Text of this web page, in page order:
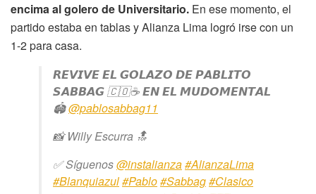
encima al golero de Universitario. En ese momento, el
partido estaba en tablas y Alianza Lima logró irse con un
1-2 para casa.
𝙍𝙀𝙑𝙄𝙑𝙀 𝙀𝙇 𝙂𝙊𝙇𝘼𝙕𝙊 𝘿𝙀 𝙋𝘼𝘽𝙇𝙄𝙏𝙊
𝙎𝘼𝘽𝘽𝘼𝙂 🇨🇴☕️ 𝙀𝙉 𝙀𝙇 𝙈𝙐𝘿𝙊𝙈𝙀𝙉𝙏𝘼𝙇
🏟️@pablosabbag11
📸 Willy Escurra 🔝
✅ Síguenos@instalianza#AlianzaLima
#Blanquiazul#Pablo#Sabbag#Clasico